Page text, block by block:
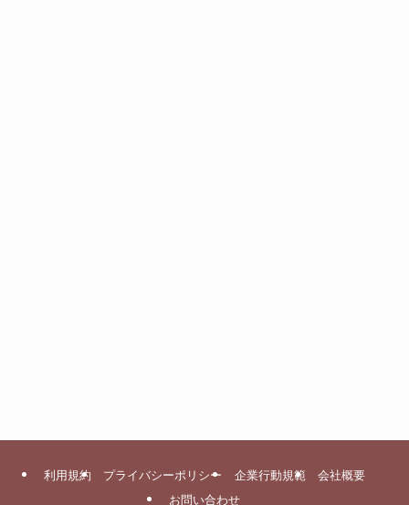
利用規約 プライバシーポリシー 企業行動規範
会社概要
お問い合わせ